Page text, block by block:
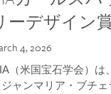
ーデザイン
4, 2026
（米国宝石学会）は
ジャンマリア・ブチ